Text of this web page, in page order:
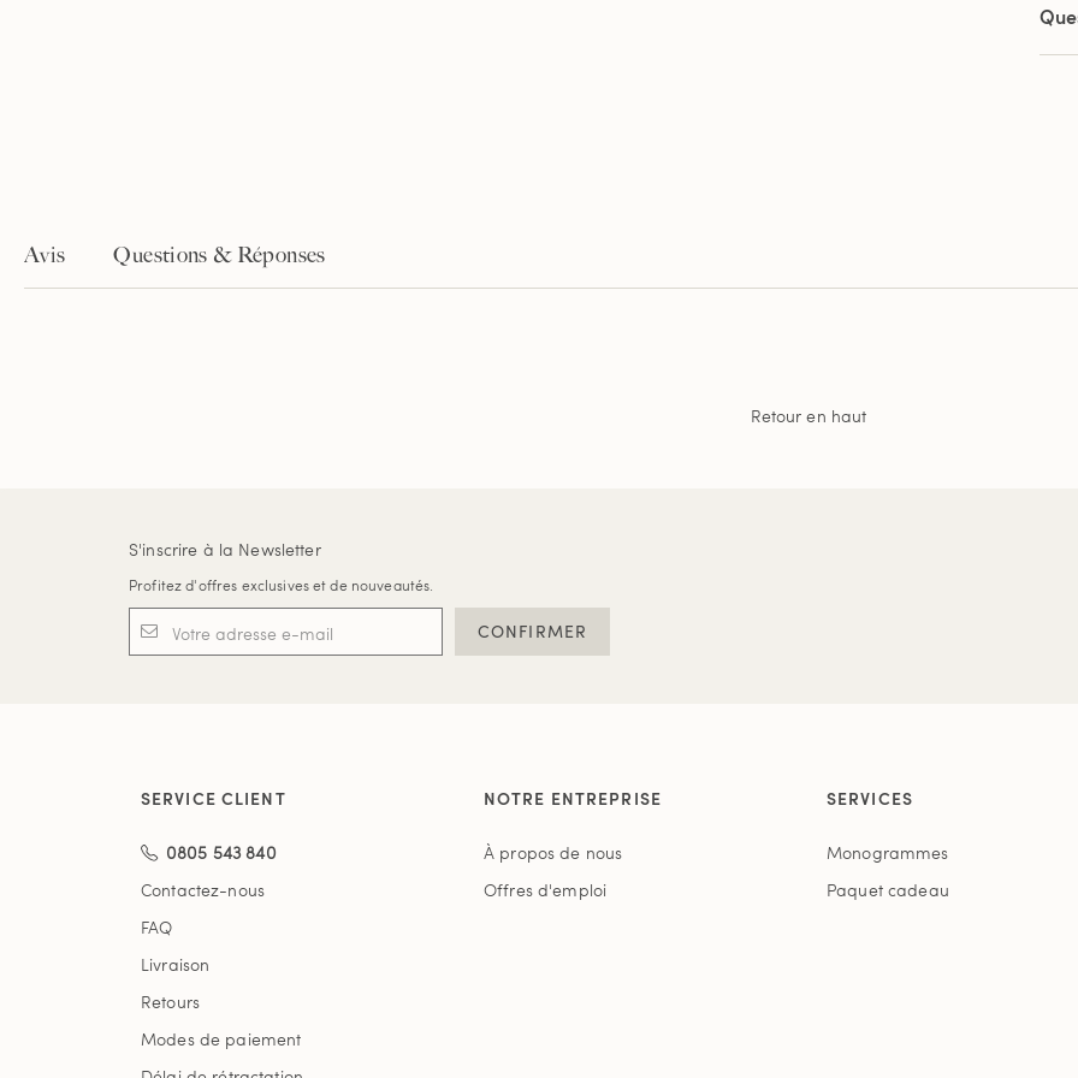
Avis Questions & Réponses
Retour en haut
S'inscrire à la Newsletter
Profitez d'offres exclusives et de nouveautés.
CONFIRMER
SERVICE CLIENT
0805 543 840
Contactez-nous
FAQ
Livraison
Retours
Modes de paiement
NOTRE ENTREPRISE
À propos de nous
Offres d'emploi
SERVICES
Monogrammes
Paquet cadeau